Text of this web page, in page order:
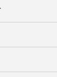
ング
フト
で選ぶ